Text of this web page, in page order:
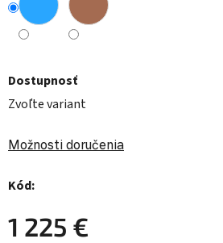
Dostupnosť
Zvoľte variant
Možnosti doručenia
Kód:
1 225 €